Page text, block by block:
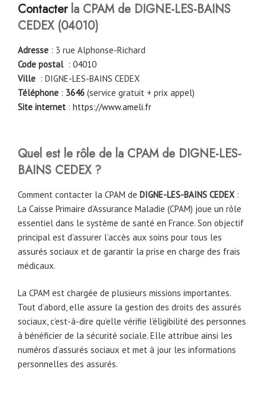
Contacterla CPAM de DIGNE-LES-BAINS
CEDEX(04010)
Adresse : 3 rue Alphonse-Richard
Code postal: 04010
Ville : DIGNE-LES-BAINS CEDEX
Téléphone : 3646 (service gratuit + prix appel)
Site internet : https://www.ameli.fr
Quel est le rôle de la CPAM de DIGNE-LES-
BAINS CEDEX ?
Comment contacter la CPAM de DIGNE-LES-BAINS CEDEX:
La Caisse Primaire d’Assurance Maladie (CPAM) joue un rôle
essentiel dans le système de santé en France. Son objectif
principal est d’assurer l’accès aux soins pour tous les
assurés sociaux et de garantir la prise en charge des frais
médicaux.
La CPAM est chargée de plusieurs missions importantes.
Tout d’abord, elle assure la gestion des droits des assurés
sociaux, c’est-à-dire qu’elle vérifie l’éligibilité des personnes
à bénéficier de la sécurité sociale. Elle attribue ainsi les
numéros d’assurés sociaux et met à jour les informations
personnelles des assurés.